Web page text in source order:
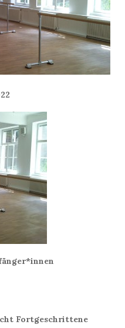
Fortgeschrittene